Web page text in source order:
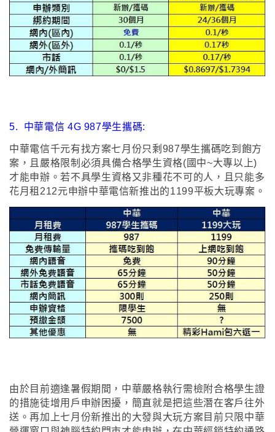
5. 中華電信 4G 987學生攜碼:
中華電信千元有找方案七月份只剩987學生攜碼吃到飽方
案 ，且 嚴格限制必須具備合格學生資格(國中~大專以上)
才能申辦 。若不具學生資格又非種花不可的人 ，且只能多
花月租212元申辦中華電信新推出的1199平板大玩專案 。
由於目前適逢暑假期間，中華嚴格執行需檢附合格學生證
的措施徒增用戶申辦困擾，簡直就是把這些潛在客戶往外
送。再加上七月份新推出的大發與大玩方案目前只限中華